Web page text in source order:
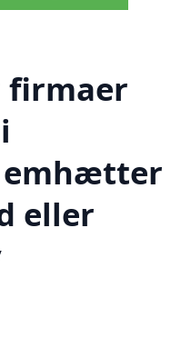
firmaer
emhætter
eller